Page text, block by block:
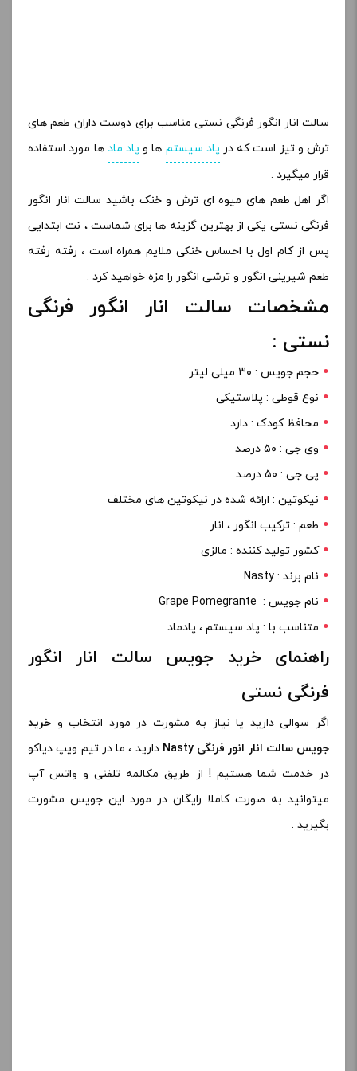
سالت انار انگور فرنگی نستی مناسب برای دوست داران طعم های
ترش و تیز است که در پاد سیستم ها و پاد ماد ها مورد استفاده
قرار میگیرد .
اگر اهل طعم های میوه ای ترش و خنک باشید سالت انار انگور
فرنگی نستی یکی از بهترین گزینه ها برای شماست ، نت ابتدایی
پس از کام اول با احساس خنکی ملایم همراه است ، رفته رفته
طعم شیرینی انگور و ترشی انگور را مزه خواهید کرد .
مشخصات سالت انار انگور فرنگی
نستی :
حجم جویس : ۳۰ میلی لیتر
نوع قوطی : پلاستیکی
محافظ کودک : دارد
وی جی : ۵۰ درصد
پی جی : ۵۰ درصد
نیکوتین : ارائه شده در نیکوتین های مختلف
طعم : ترکیب انگور ، انار
کشور تولید کننده : مالزی
نام برند : Nasty
نام جویس : Grape Pomegrante
متناسب با : پاد سیستم ، پادماد
راهنمای خرید جویس سالت انار انگور
فرنگی نستی
اگر سوالی دارید یا نیاز به مشورت در مورد انتخاب و خرید
جویس سالت انار انور فرنگی Nasty
دارید ، ما در تیم ویپ دیاکو
در خدمت شما هستیم ! از طریق مکالمه تلفنی و واتس آپ
میتوانید به صورت کاملا رایگان در مورد این جویس مشورت
بگیرید .